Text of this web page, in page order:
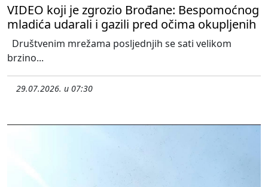
VIDEO koji je zgrozio Brođane: Bespomoćnog
mladića udarali i gazili pred očima okupljenih
Društvenim mrežama posljednjih se sati velikom
brzino...
29.07.2026. u 07:30